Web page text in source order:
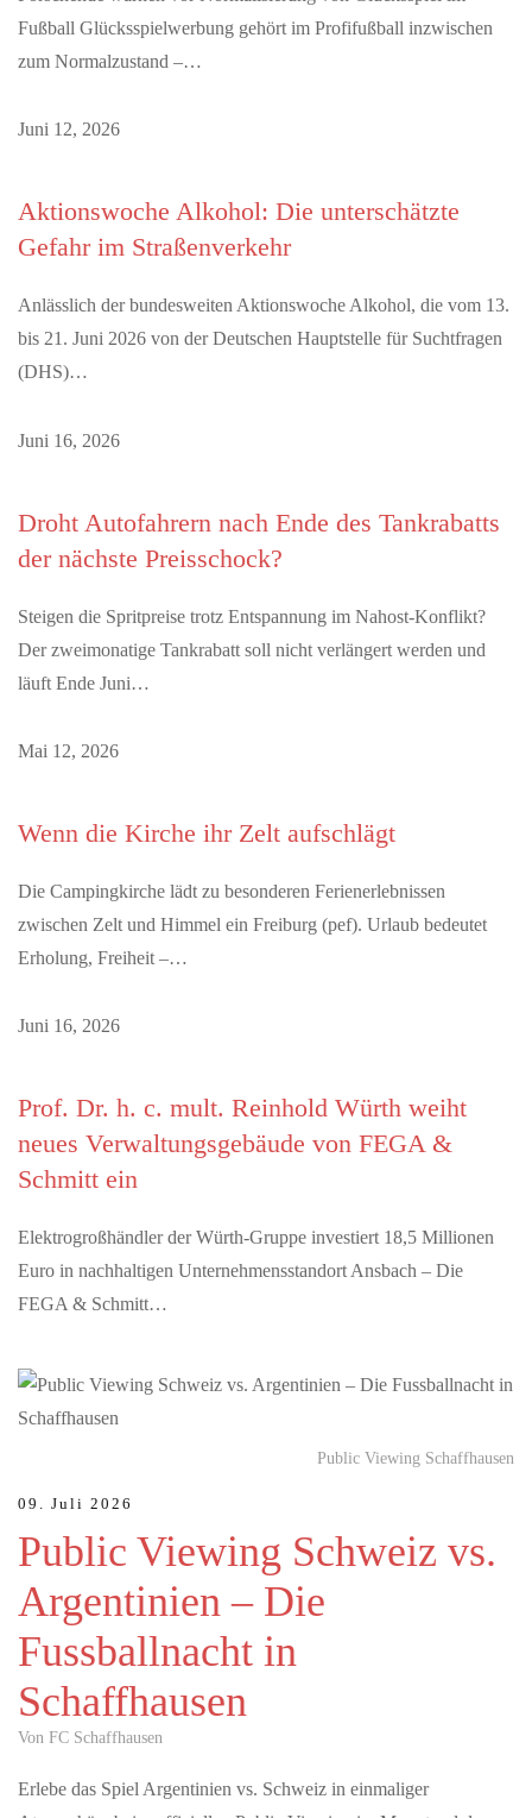
Fußball Glücksspielwerbung gehört im Profifußball inzwischen
zum Normalzustand –…
Juni 12, 2026
Aktionswoche Alkohol: Die unterschätzte
Gefahr im Straßenverkehr
Anlässlich der bundesweiten Aktionswoche Alkohol, die vom 13.
bis 21. Juni 2026 von der Deutschen Hauptstelle für Suchtfragen
(DHS)…
Juni 16, 2026
Droht Autofahrern nach Ende des Tankrabatts
der nächste Preisschock?
Steigen die Spritpreise trotz Entspannung im Nahost-Konflikt?
Der zweimonatige Tankrabatt soll nicht verlängert werden und
läuft Ende Juni…
Mai 12, 2026
Wenn die Kirche ihr Zelt aufschlägt
Die Campingkirche lädt zu besonderen Ferienerlebnissen
zwischen Zelt und Himmel ein Freiburg (pef). Urlaub bedeutet
Erholung, Freiheit –…
Juni 16, 2026
Prof. Dr. h. c. mult. Reinhold Würth weiht
neues Verwaltungsgebäude von FEGA &
Schmitt ein
Elektrogroßhändler der Würth-Gruppe investiert 18,5 Millionen
Euro in nachhaltigen Unternehmensstandort Ansbach – Die
FEGA & Schmitt…
Public Viewing Schaffhausen
09. Juli 2026
Public Viewing Schweiz vs.
Argentinien – Die
Fussballnacht in
Schaffhausen
Von FC Schaffhausen
Erlebe das Spiel Argentinien vs. Schweiz in einmaliger